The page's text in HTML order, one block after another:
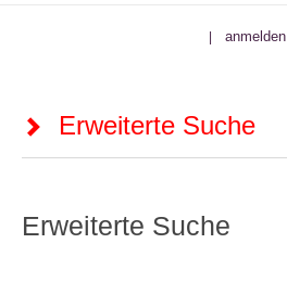
| anmelden
Erweiterte Suche
Erweiterte Suche